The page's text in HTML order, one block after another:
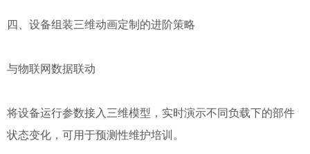
四、设备组装三维动画定制的进阶策略
与物联网数据联动
将设备运行参数接入三维模型，实时演示不同负载下的部件
状态变化，可用于预测性维护培训。